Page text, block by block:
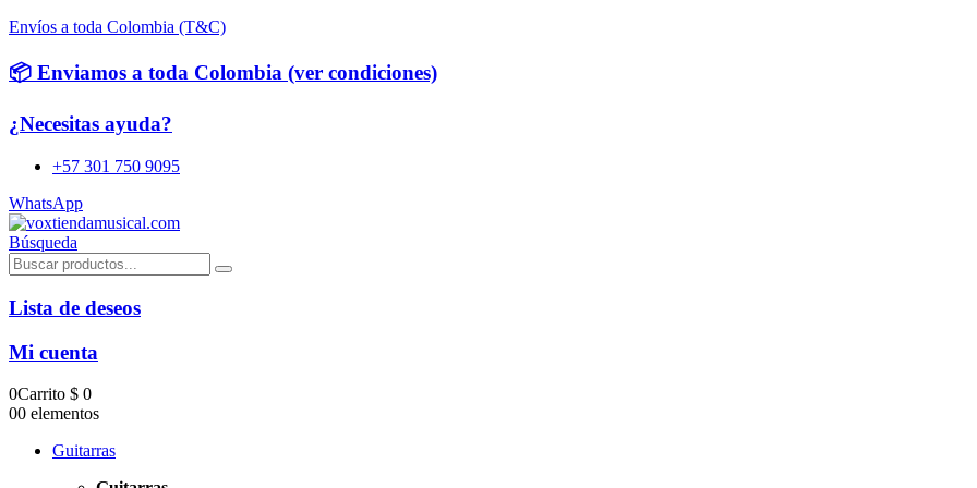
Envíos a toda Colombia (T&C)
📦 Enviamos a toda Colombia (ver condiciones)
¿Necesitas ayuda?
+57 301 750 9095
WhatsApp
Búsqueda
Lista de deseos
Mi cuenta
0Carrito $ 0
00 elementos
Guitarras